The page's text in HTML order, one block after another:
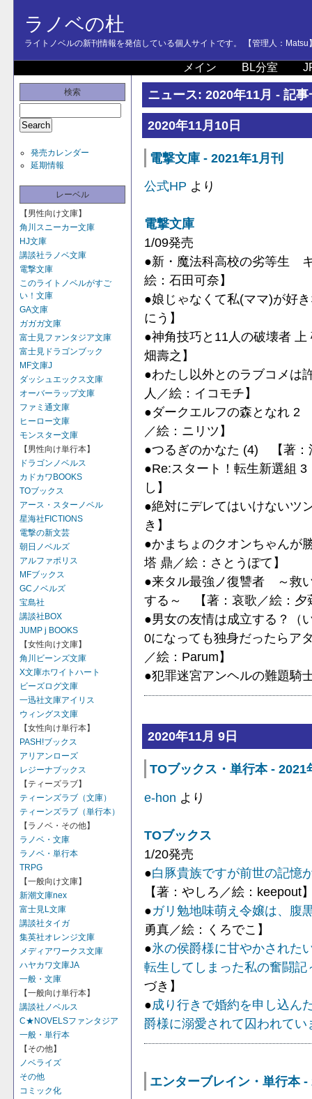
ラノベの杜
ライトノベルの新刊情報を発信している個人サイトです。 【管理人：Matsu
メイン BL分室
検索
発売カレンダー
延期情報
レーベル
【男性向け文庫】
角川スニーカー文庫
HJ文庫
講談社ラノベ文庫
電撃文庫
このライトノベルがすご
い！文庫
GA文庫
ガガガ文庫
富士見ファンタジア文庫
富士見ドラゴンブック
MF文庫J
ダッシュエックス文庫
オーバーラップ文庫
ファミ通文庫
ヒーロー文庫
モンスター文庫
【男性向け単行本】
ドラゴンノベルス
カドカワBOOKS
TOブックス
アース・スターノベル
星海社FICTIONS
電撃の新文芸
朝日ノベルズ
アルファポリス
MFブックス
GCノベルズ
宝島社
講談社BOX
JUMP j BOOKS
【女性向け文庫】
角川ビーンズ文庫
X文庫ホワイトハート
ビーズログ文庫
一迅社文庫アイリス
ウィングス文庫
【女性向け単行本】
PASH!ブックス
アリアンローズ
レジーナブックス
【ティーズラブ】
ティーンズラブ（文庫）
ティーンズラブ（単行本）
【ラノベ・その他】
ラノベ・文庫
ラノベ・単行本
TRPG
【一般向け文庫】
新潮文庫nex
富士見L文庫
講談社タイガ
集英社オレンジ文庫
メディアワークス文庫
ハヤカワ文庫JA
一般・文庫
【一般向け単行本】
講談社ノベルス
C★NOVELSファンタジア
一般・単行本
【その他】
ノベライズ
その他
コミック化
ニュース: 2020年11月 - 記事
2020年11月10日
電撃文庫 - 2021年1月刊
公式HP より
電撃文庫
1/09発売
●新・魔法科高校の劣等生
絵：石田可奈】
●娘じゃなくて私(ママ)が好
にう】
●神角技巧と11人の破壊者
畑壽之】
●わたし以外とのラブコメ
人／絵：イコモチ】
●ダークエルフの森となれ
／絵：ニリツ】
●つるぎのかなた (4) 【著：
●Re:スタート！転生新選組
し】
●絶対にデレてはいけない
き】
●かまちょのクオンちゃん
塔 鼎／絵：さとうぽて】
●来タル最強ノ復讐者 ～救
する～ 【著：哀歌／絵：夕
●男女の友情は成立する？
0になっても独身だったらア
／絵：Parum】
●犯罪迷宮アンヘルの難題
2020年11月 9日
TOブックス・単行本 - 2021
e-hon より
TOブックス
1/20発売
●白豚貴族ですが前世の記憶
【著：やしろ／絵：keepout
●ガリ勉地味萌え令嬢は、腹
勇真／絵：くろでこ】
●氷の侯爵様に甘やかされた
転生してしまった私の奮闘記
づき】
●成り行きで婚約を申し込ん
爵様に溺愛されて囚われてい
エンターブレイン・単行本